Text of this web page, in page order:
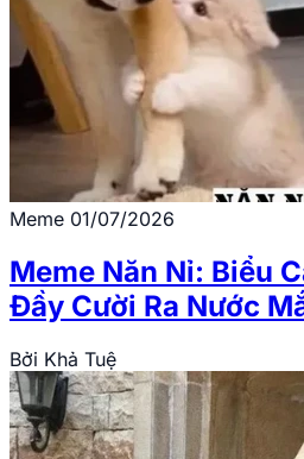
Meme 01/07/2026
Meme Năn Nỉ: Biểu
Đầy Cười Ra Nước
Bởi Khả Tuệ